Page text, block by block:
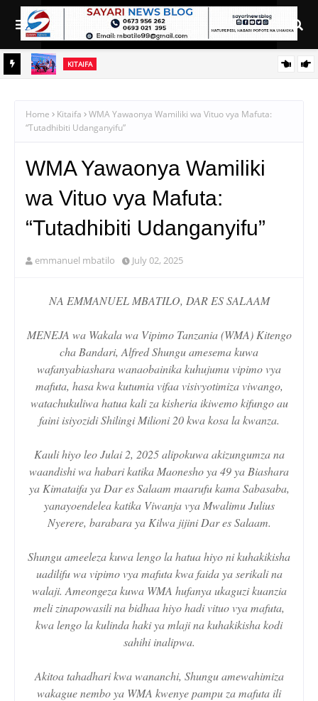
KITAIFA
MAFUTA
Home Kitaifa
WMA Yawaonya Wamiliki wa Vituo vya Mafuta:
“Tutadhibiti Udanganyifu”
WMA Yawaonya Wamiliki
wa Vituo vya Mafuta:
“Tutadhibiti Udanganyifu”
emmanuel mbatilo July 02, 2025
NA EMMANUEL MBATILO, DAR ES SALAAM
MENEJA wa Wakala wa Vipimo Tanzania (WMA) Kitengo
cha Bandari, Alfred Shungu amesema kuwa
wafanyabiashara wanaobainika kuhujumu vipimo vya
mafuta, hasa kwa kutumia vifaa visivyotimiza viwango,
watachukuliwa hatua kali za kisheria ikiwemo kifungo au
faini isiyozidi Shilingi Milioni 20 kwa kosa la kwanza.
Kauli hiyo leo Julai 2, 2025 alipokuwa akizungumza na
waandishi wa habari katika Maonesho ya 49 ya Biashara
ya Kimataifa ya Dar es Salaam maarufu kama Sabasaba,
yanayoendelea katika Viwanja vya Mwalimu Julius
Nyerere, barabara ya Kilwa jijini Dar es Salaam.
Shungu ameeleza kuwa lengo la hatua hiyo ni kuhakikisha
uadilifu wa vipimo vya mafuta kwa faida ya serikali na
walaji. Ameongeza kuwa WMA hufanya ukaguzi kuanzia
meli zinapowasili na bidhaa hiyo hadi vituo vya mafuta,
kwa lengo la kulinda haki ya mlaji na kuhakikisha kodi
sahihi inalipwa.
Akitoa tahadhari kwa wananchi, Shungu amewahimiza
wakague nembo ya WMA kwenye pampu za mafuta ili